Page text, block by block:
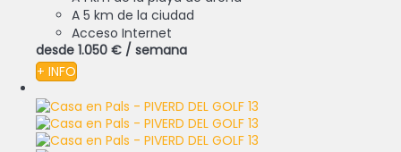
A 5 km de la ciudad
Acceso Internet
desde 1.050 € / semana
+ INFO